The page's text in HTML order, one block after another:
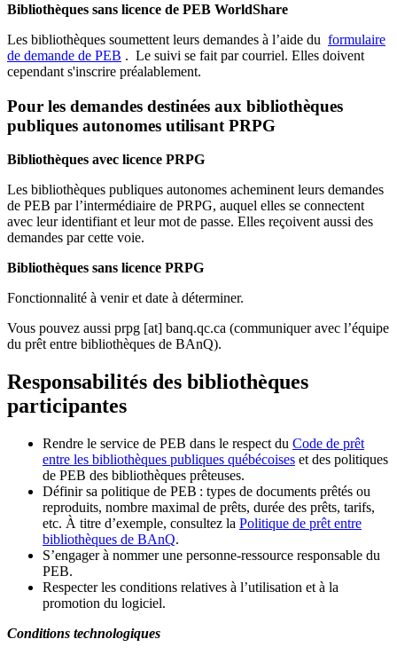
Bibliothèques sans licence de PEB WorldShare
Les bibliothèques soumettent leurs demandes à l’aide du formulaire
de demande de PEB . Le suivi se fait par courriel. Elles doivent
cependant s'inscrire préalablement.
Pour les demandes destinées aux bibliothèques
publiques autonomes utilisant PRPG
Bibliothèques avec licence PRPG
Les bibliothèques publiques autonomes acheminent leurs demandes
de PEB par l’intermédiaire de PRPG, auquel elles se connectent
avec leur identifiant et leur mot de passe. Elles reçoivent aussi des
demandes par cette voie.
Bibliothèques sans licence PRPG
Fonctionnalité à venir et date à déterminer.
Vous pouvez aussi prpg [at] banq.qc.ca (communiquer avec l’équipe
du prêt entre bibliothèques de BAnQ).
Responsabilités des bibliothèques
participantes
Rendre le service de PEB dans le respect du Code de prêt
entre les bibliothèques publiques québécoises et des politiques
de PEB des bibliothèques prêteuses.
Définir sa politique de PEB : types de documents prêtés ou
reproduits, nombre maximal de prêts, durée des prêts, tarifs,
etc. À titre d’exemple, consultez la Politique de prêt entre
bibliothèques de BAnQ.
S’engager à nommer une personne-ressource responsable du
PEB.
Respecter les conditions relatives à l’utilisation et à la
promotion du logiciel.
Conditions technologiques